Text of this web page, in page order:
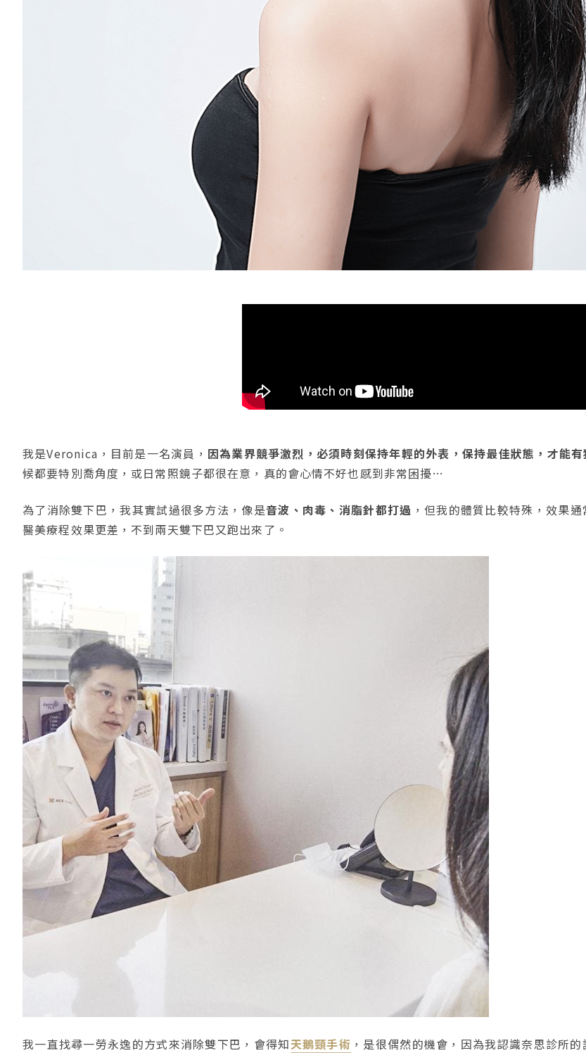
我是Veronica，目前是一名演員， 因為業界競爭激烈，必須時刻保持年輕的外表，保持最佳狀態，才能
候都要特別喬角度，或日常照鏡子都很在意，真的會心情不好也感到非常困擾…
為了消除雙下巴，我其實試過很多方法，像是音波、肉毒、消脂針都打過 ，但我的體質比較特殊，效果
醫美療程效果更差，不到兩天雙下巴又跑出來了。
我一直找尋一勞永逸的方式來消除雙下巴，會得知天鵝頸手術 ，是很偶然的機會，因為我認識奈思診所